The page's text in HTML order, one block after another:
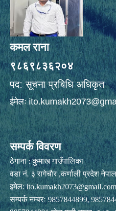
कमल राना
९८६९८३६२०४
पद: सूचना प्रबिधि अधिकृत
ईमेलः
सम्पर्क विवरण
ठेगाना : कुमाख गाउँपालिका
वडा नं. ३ रागेचाैर ,कर्णाली प्रदेश
इमेल:ito.kumakh2073@gmail.com
सम्पर्क नम्बरः 9857844899,